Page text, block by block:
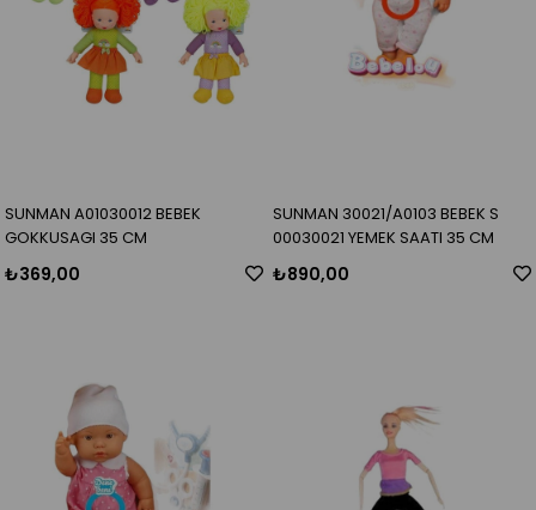
SUNMAN A01030012 BEBEK
GOKKUSAGI 35 CM
₺369,00
SUNMAN 30021/A0103 BEBEK S
00030021 YEMEK SAATI 35 CM
₺890,00